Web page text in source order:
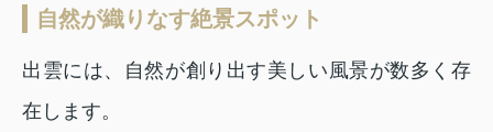
自然が織りなす絶景スポット
出雲には、自然が創り出す美しい風景が数多く存
在します。